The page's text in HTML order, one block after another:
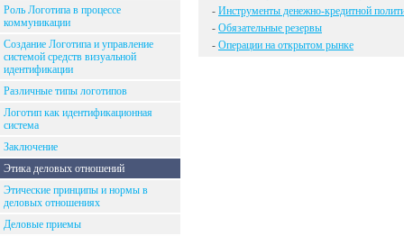
Роль Логотипа в процессе
коммуникации
Создание Логотипа и управление
системой средств визуальной
идентификации
Различные типы логотипов
Логотип как идентификационная
система
Заключение
Этика деловых отношений
Этические принципы и нормы в
деловых отношениях
Деловые приемы
- Инструменты денежно-кредитной
- Обязательные резервы
- Операции на открытом рынке